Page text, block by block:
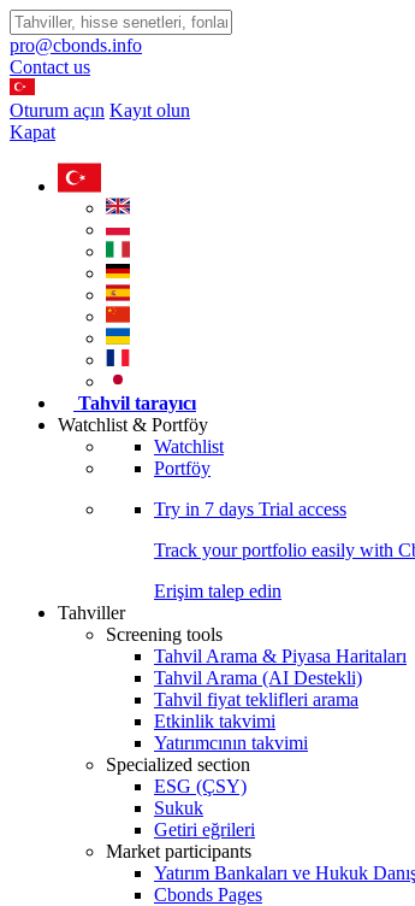
pro@cbonds.info
Contact us
Oturum açın Kayıt olun
Kapat
Tahvil tarayıcı
Watchlist & Portföy
Watchlist
Portföy
Try in 7 days Trial access
Track your portfolio easily with
Erişim talep edin
Tahviller
Screening tools
Tahvil Arama & Piyasa Haritaları
Tahvil Arama (AI Destekli)
Tahvil fiyat teklifleri arama
Etkinlik takvimi
Yatırımcının takvimi
Specialized section
ESG (ÇSY)
Sukuk
Getiri eğrileri
Market participants
Yatırım Bankaları ve Hukuk
Cbonds Pages